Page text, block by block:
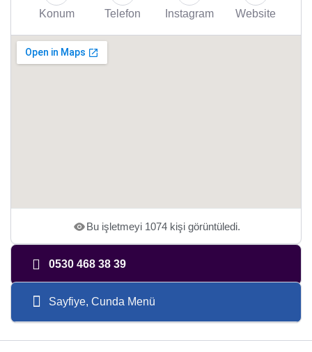
Konum Telefon Instagram Website
Bu işletmeyi 1074 kişi görüntüledi.
0530 468 38 39
Sayfiye, Cunda Menü